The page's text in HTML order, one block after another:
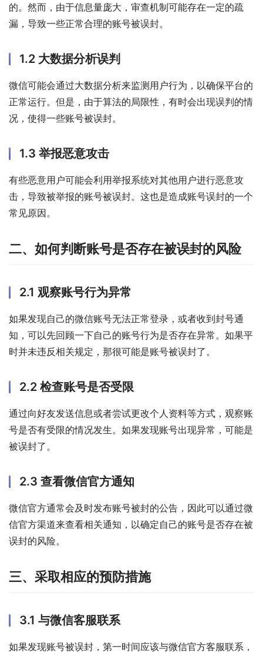
的。然而，由于信息量庞大，审查机制可能存在一定的疏
漏，导致一些正常合理的账号被误封。
1.2 大数据分析误判
微信可能会通过大数据分析来监测用户行为，以确保平台的
正常运行。但是，由于算法的局限性，有时会出现误判的情
况，使得一些账号被误封。
1.3 举报恶意攻击
有些恶意用户可能会利用举报系统对其他用户进行恶意攻
击，导致被举报的账号被误封。这也是造成账号误封的一个
常见原因。
二、如何判断账号是否存在被误封的风险
2.1 观察账号行为异常
如果发现自己的微信账号无法正常登录，或者收到封号通
知，可以先回顾一下自己的账号行为是否存在异常。如果平
时并未违反相关规定，那很可能是账号被误封了。
2.2 检查账号是否受限
通过向好友发送信息或者尝试更改个人资料等方式，观察账
号是否有受限的情况发生。如果发现账号出现异常，可能是
被误封了。
2.3 查看微信官方通知
微信官方通常会及时发布账号被封的公告，因此可以通过微
信官方渠道来查看相关通知，以确定自己的账号是否存在被
误封的风险。
三、采取相应的预防措施
3.1 与微信客服联系
如果发现账号被误封，第一时间应该与微信官方客服联系，